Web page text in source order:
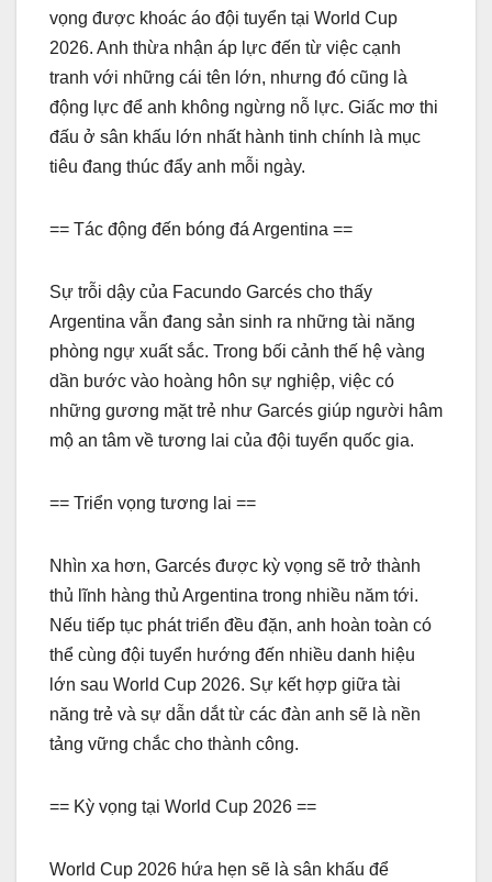
vọng được khoác áo đội tuyển tại World Cup
2026. Anh thừa nhận áp lực đến từ việc cạnh
tranh với những cái tên lớn, nhưng đó cũng là
động lực để anh không ngừng nỗ lực. Giấc mơ thi
đấu ở sân khấu lớn nhất hành tinh chính là mục
tiêu đang thúc đẩy anh mỗi ngày.
== Tác động đến bóng đá Argentina ==
Sự trỗi dậy của Facundo Garcés cho thấy
Argentina vẫn đang sản sinh ra những tài năng
phòng ngự xuất sắc. Trong bối cảnh thế hệ vàng
dần bước vào hoàng hôn sự nghiệp, việc có
những gương mặt trẻ như Garcés giúp người hâm
mộ an tâm về tương lai của đội tuyển quốc gia.
== Triển vọng tương lai ==
Nhìn xa hơn, Garcés được kỳ vọng sẽ trở thành
thủ lĩnh hàng thủ Argentina trong nhiều năm tới.
Nếu tiếp tục phát triển đều đặn, anh hoàn toàn có
thể cùng đội tuyển hướng đến nhiều danh hiệu
lớn sau World Cup 2026. Sự kết hợp giữa tài
năng trẻ và sự dẫn dắt từ các đàn anh sẽ là nền
tảng vững chắc cho thành công.
== Kỳ vọng tại World Cup 2026 ==
World Cup 2026 hứa hẹn sẽ là sân khấu để